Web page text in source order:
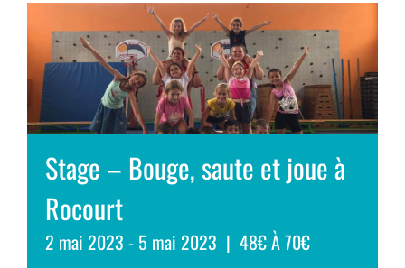
Stage – Bouge, saute et joue à
Rocourt
2 mai 2023 - 5 mai 2023 | 48€ À 70€